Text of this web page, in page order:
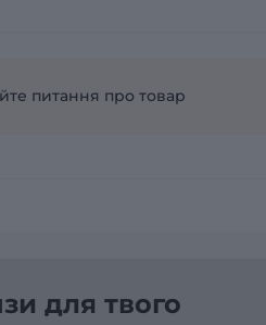
питання про товар
для твого